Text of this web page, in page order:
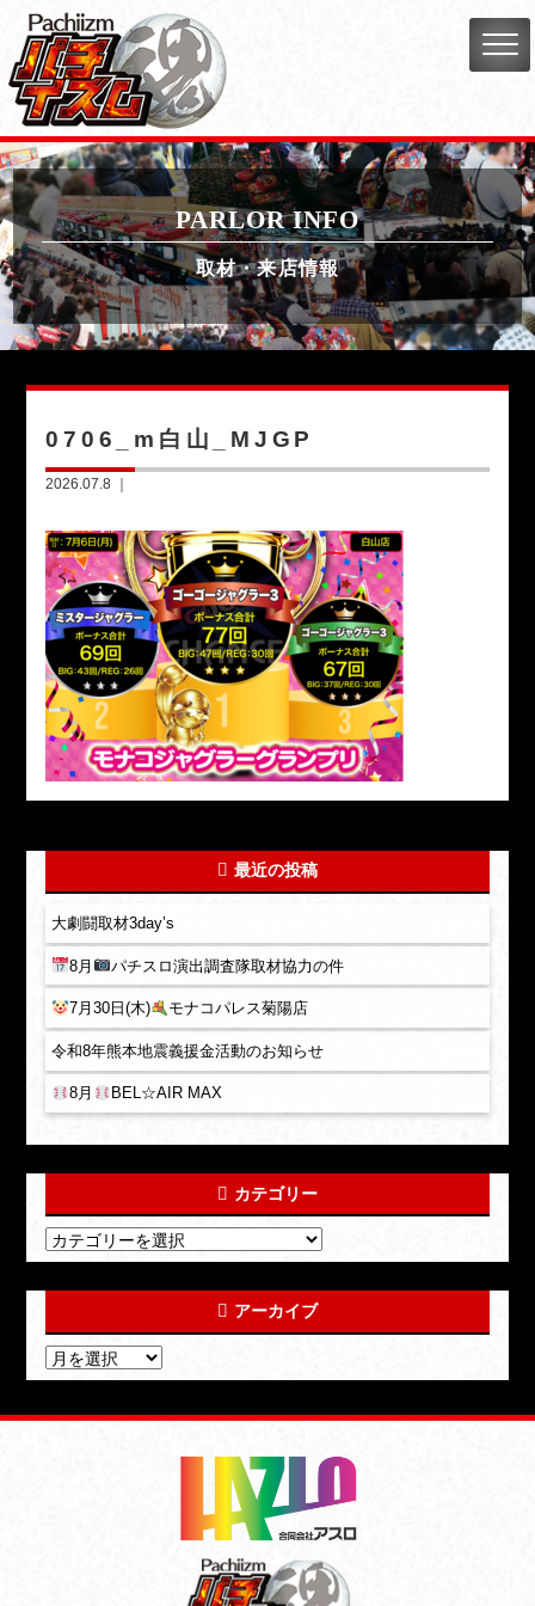
PARLOR INFO
取材・来店情報
0706_m白山_MJGP
2026.07.8 ｜
最近の投稿
大劇闘取材3day’s
8月 パチスロ演出調査隊取材協力の件
7月30日(木) モナコパレス菊陽店
令和8年熊本地震義援金活動のお知らせ
8月 BEL☆AIR MAX
カテゴリー
アーカイブ